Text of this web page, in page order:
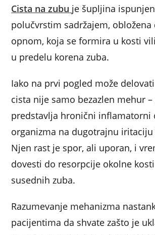
Cista na zubu je šupljina
polučvrstim sadržajem,
opnom, koja se formira u kosti
u predelu korena zuba.
Iako na prvi pogled može
cista nije samo bezazlen mehur –
predstavlja hronični inflamatorni
organizma na dugotrajnu
Njen rast je spor, ali uporan, i
dovesti do resorpcije okolne
susednih zuba.
Razumevanje mehanizma
pacijentima da shvate zašto je